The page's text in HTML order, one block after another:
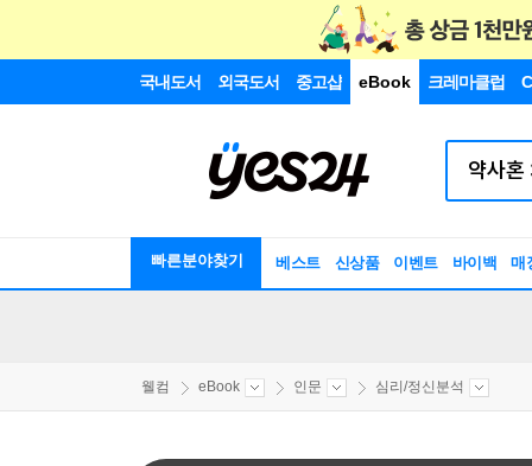
국내도서 외국도서 중고샵 eBook 크레마클럽
빠른분야찾기 베스트 신상품 이벤트 바이백 매
웰컴 eBook 인문 심리/정신분석